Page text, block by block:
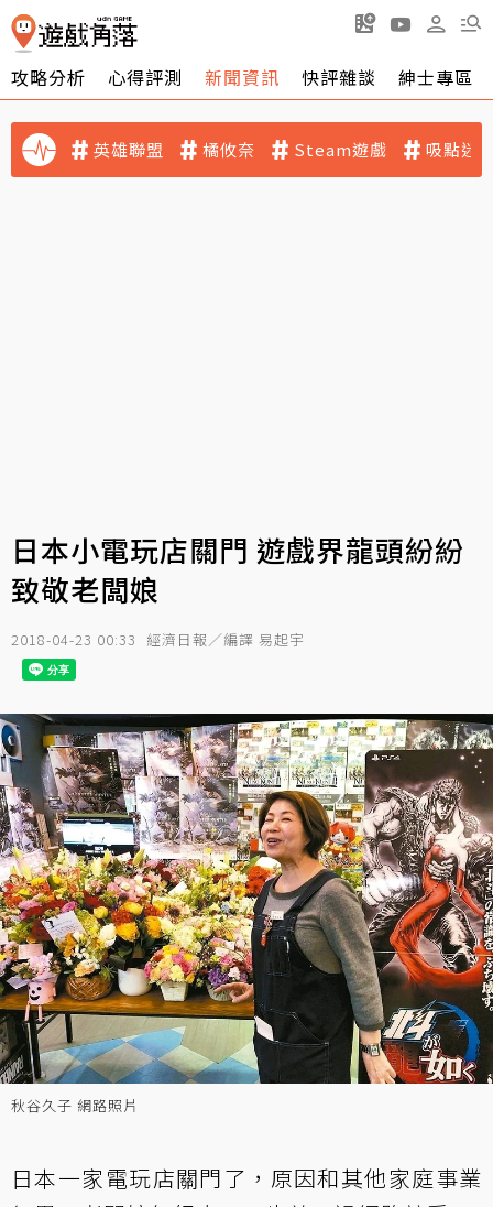
攻略分析 心得評測 新聞資訊 快評雜談 紳士專區
英雄聯盟 橘攸奈 Steam遊戲 吸點迷
日本小電玩店關門 遊戲界龍頭紛紛
致敬老闆娘
2018-04-23 00:33 經濟日報／編譯 易起宇
秋谷久子 網路照片
日本一家電玩店關門了，原因和其他家庭事業